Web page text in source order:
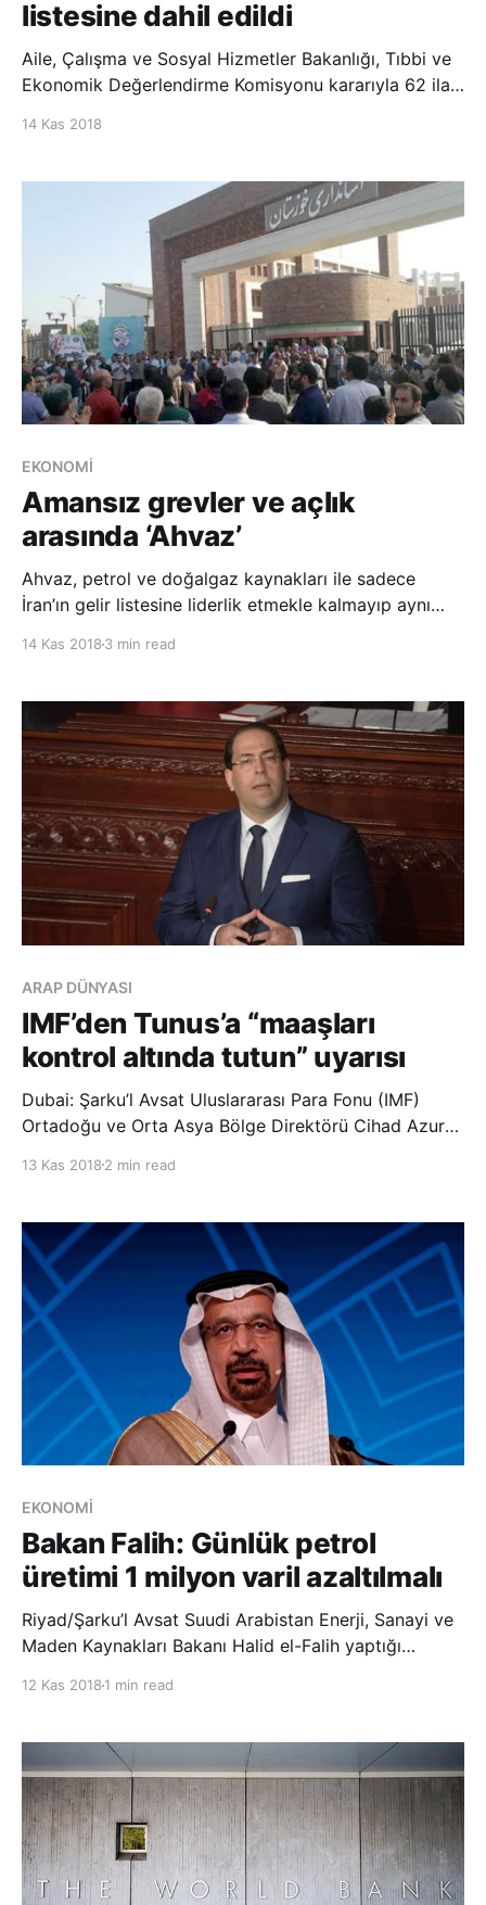
listesine dahil edildi
Aile, Çalışma ve Sosyal Hizmetler Bakanlığı, Tıbbi ve
Ekonomik Değerlendirme Komisyonu kararıyla 62 ilacı
kullanılan ilaçlar da yer aldı. AA
14 Kas 2018
EKONOMİ
Amansız grevler ve açlık
arasında ‘Ahvaz’
Ahvaz, petrol ve doğalgaz kaynakları ile sadece
İran’ın gelir listesine liderlik etmekle kalmayıp aynı
küçüğüyle sayıları 500’ü aşan işçi pr
14 Kas 2018 3 min read
ARAP DÜNYASI
IMF’den Tunus’a “maaşları
kontrol altında tutun” uyarısı
Dubai: Şarku’l Avsat Uluslararası Para Fonu (IMF)
Ortadoğu ve Orta Asya Bölge Direktörü Cihad Azur
kurtulması için kamu çalışanlarının maaşlarını “kontrol
hükümetin, devlete bağlı şirketle
13 Kas 2018 2 min read
EKONOMİ
Bakan Falih: Günlük petrol
üretimi 1 milyon varil azaltılmalı
Riyad/Şarku’l Avsat Suudi Arabistan Enerji, Sanayi ve
Maden Kaynakları Bakanı Halid el-Falih yaptığı
dengelenmesi için gereken her şeyin yapılması
konusundak
12 Kas 2018 1 min read